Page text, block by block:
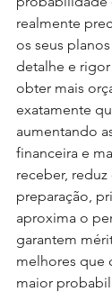
realmente
os seus
detalhe e
obter mais
exatamente
aumentando
financeira e
receber, reduz
preparação,
aproxima o
garantem
melhores que
maior